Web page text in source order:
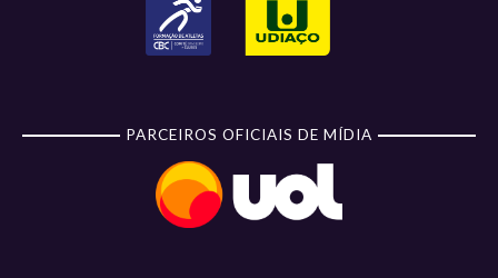
PARCEIROS OFICIAIS DE MÍDIA